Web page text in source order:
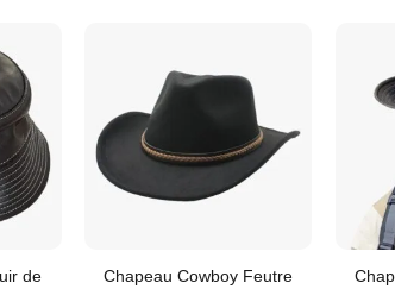
de
Chapeau Cowboy Feutre